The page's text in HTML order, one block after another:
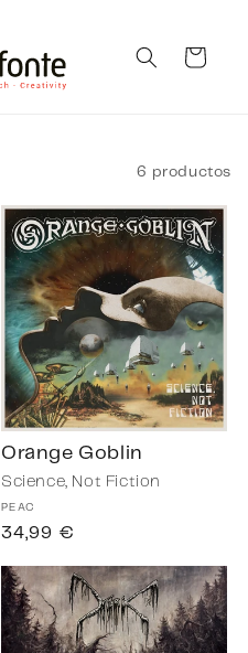
Carrito
6 productos
Orange Goblin
Science, Not Fiction
Proveedor:
PEAC
Precio
34,99 €